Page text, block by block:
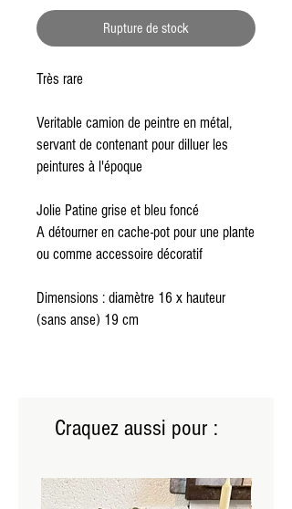
Rupture de stock
Très rare
Veritable camion de peintre en métal,
servant de contenant pour dilluer les
peintures à l'époque
Jolie Patine grise et bleu foncé
A détourner en cache-pot pour une plante
ou comme accessoire décoratif
Dimensions : diamètre 16 x hauteur
(sans anse) 19 cm
Craquez aussi pour :